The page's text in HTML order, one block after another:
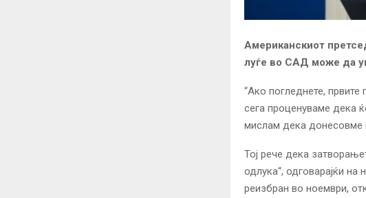
Американскиот
луѓе во САД може да
“Ако погледнете,
сега проценуваме дека
мислам дека донесовме
Тој рече дека
одлука“, одговарајќи
реизбран во ноември,